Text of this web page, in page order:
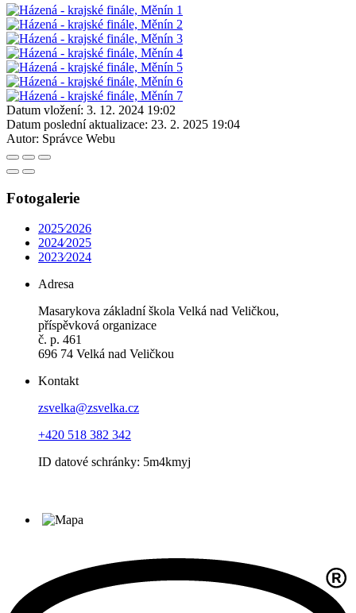
Datum vložení: 3. 12. 2024 19:02
Datum poslední aktualizace: 23. 2. 2025 19:04
Autor: Správce Webu
Fotogalerie
2025⁄2026
2024⁄2025
2023⁄2024
Adresa
Masarykova základní škola Velká nad Veličkou,
příspěvková organizace
č. p. 461
696 74 Velká nad Veličkou
Kontakt
zsvelka@zsvelka.cz
+420 518 382 342
ID datové schránky: 5m4kmyj